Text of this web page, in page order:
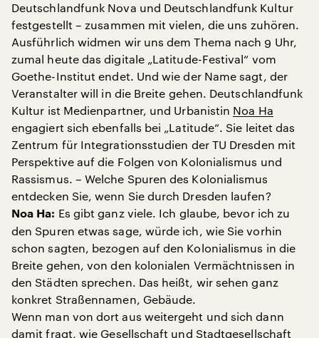
Deutschlandfunk Nova und Deutschlandfunk Kultur
festgestellt – zusammen mit vielen, die uns zuhören.
Ausführlich widmen wir uns dem Thema nach 9 Uhr,
zumal heute das digitale „Latitude-Festival“ vom
Goethe-Institut endet. Und wie der Name sagt, der
Veranstalter will in die Breite gehen. Deutschlandfunk
Kultur ist Medienpartner, und Urbanistin Noa Ha
engagiert sich ebenfalls bei „Latitude“. Sie leitet das
Zentrum für Integrationsstudien der TU Dresden mit
Perspektive auf die Folgen von Kolonialismus und
Rassismus. – Welche Spuren des Kolonialismus
entdecken Sie, wenn Sie durch Dresden laufen?
Noa Ha: Es gibt ganz viele. Ich glaube, bevor ich zu
den Spuren etwas sage, würde ich, wie Sie vorhin
schon sagten, bezogen auf den Kolonialismus in die
Breite gehen, von den kolonialen Vermächtnissen in
den Städten sprechen. Das heißt, wir sehen ganz
konkret Straßennamen, Gebäude.
Wenn man von dort aus weitergeht und sich dann
damit fragt, wie Gesellschaft und Stadtgesellschaft